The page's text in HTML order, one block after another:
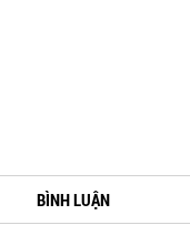
BÌNH LUẬN